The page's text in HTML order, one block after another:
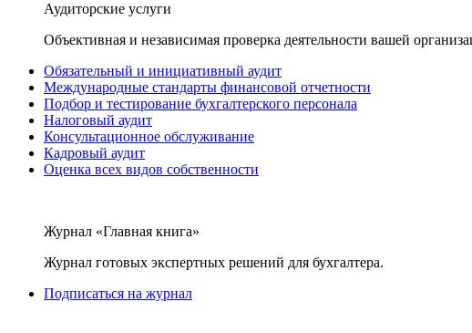
Аудиторские услуги
Объективная и независимая проверка деятельности вашей
Обязательный и инициативный аудит
Международные стандарты финансовой отчетности
Подбор и тестирование бухгалтерского персонала
Налоговый аудит
Консультационное обслуживание
Кадровый аудит
Оценка всех видов собственности
Журнал «Главная книга»
Журнал готовых экспертных решений для бухгалтера.
Подписаться на журнал